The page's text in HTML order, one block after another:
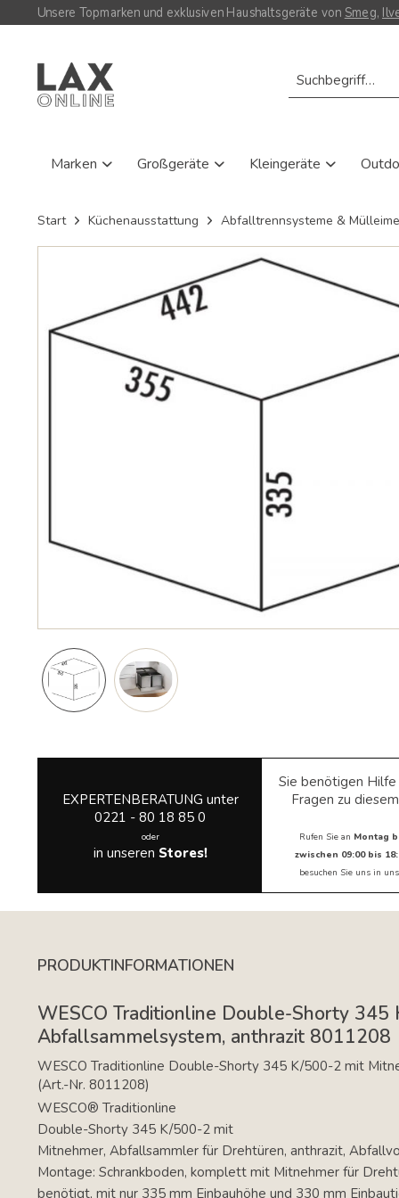
Unsere Topmarken und exklusiven Haushaltsgeräte von Smeg,
Marken Großgeräte Kleingeräte
Start Küchenausstattung Abfalltrennsysteme &
EXPERTENBERATUNG unter
0221 - 80 18 85 0
oder
in unseren Stores!
Sie benötigen
Fragen zu
Rufen Sie an Montag
zwischen 09:00 bis
besuchen Sie uns in
PRODUKTINFORMATIONEN
WESCO Traditionline Double-Shorty
Abfallsammelsystem, anthrazit 8011208
WESCO Traditionline Double-Shorty 345 K/500-2 mit
(Art.-Nr. 8011208) 
WESCO® Traditionline
Double-Shorty 345 K/500-2 mit
Mitnehmer, Abfallsammler für Drehtüren, anthrazit,
Montage: Schrankboden, komplett mit Mitnehmer für
benötigt, mit nur 335 mm Einbauhöhe und 330 mm